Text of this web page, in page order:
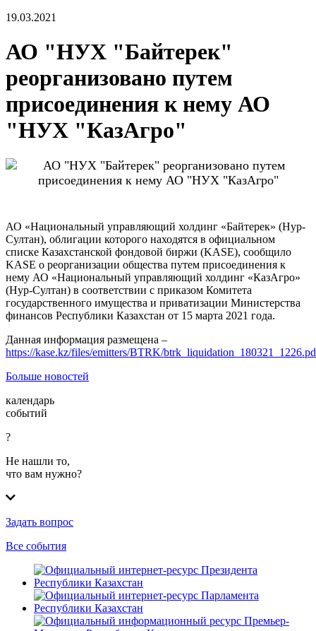
19.03.2021
АО "НУХ "Байтерек"
реорганизовано путем
присоединения к нему АО
"НУХ "КазАгро"
АО «Национальный управляющий холдинг «Байтерек» (Нур-
Султан), облигации которого находятся в официальном
списке Казахстанской фондовой биржи (KASE), сообщило
KASE о реорганизации общества путем присоединения к
нему АО «Национальный управляющий холдинг «КазАгро»
(Нур-Султан) в соответствии с приказом Комитета
государственного имущества и приватизации Министерства
финансов Республики Казахстан от 15 марта 2021 года.
Данная информация размещена –
https://kase.kz/files/emitters/BTRK/
Больше новостей
календарь
событий
?
Не нашли то,
что вам нужно?
Задать вопрос
Все события